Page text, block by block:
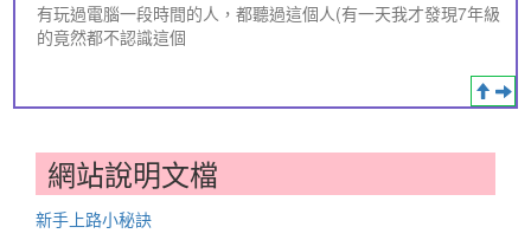
有玩過電腦一段時間的人，都聽過這個人(有一天我才發現7年級
的竟然都不認識這個
網站說明文檔
新手上路小秘訣